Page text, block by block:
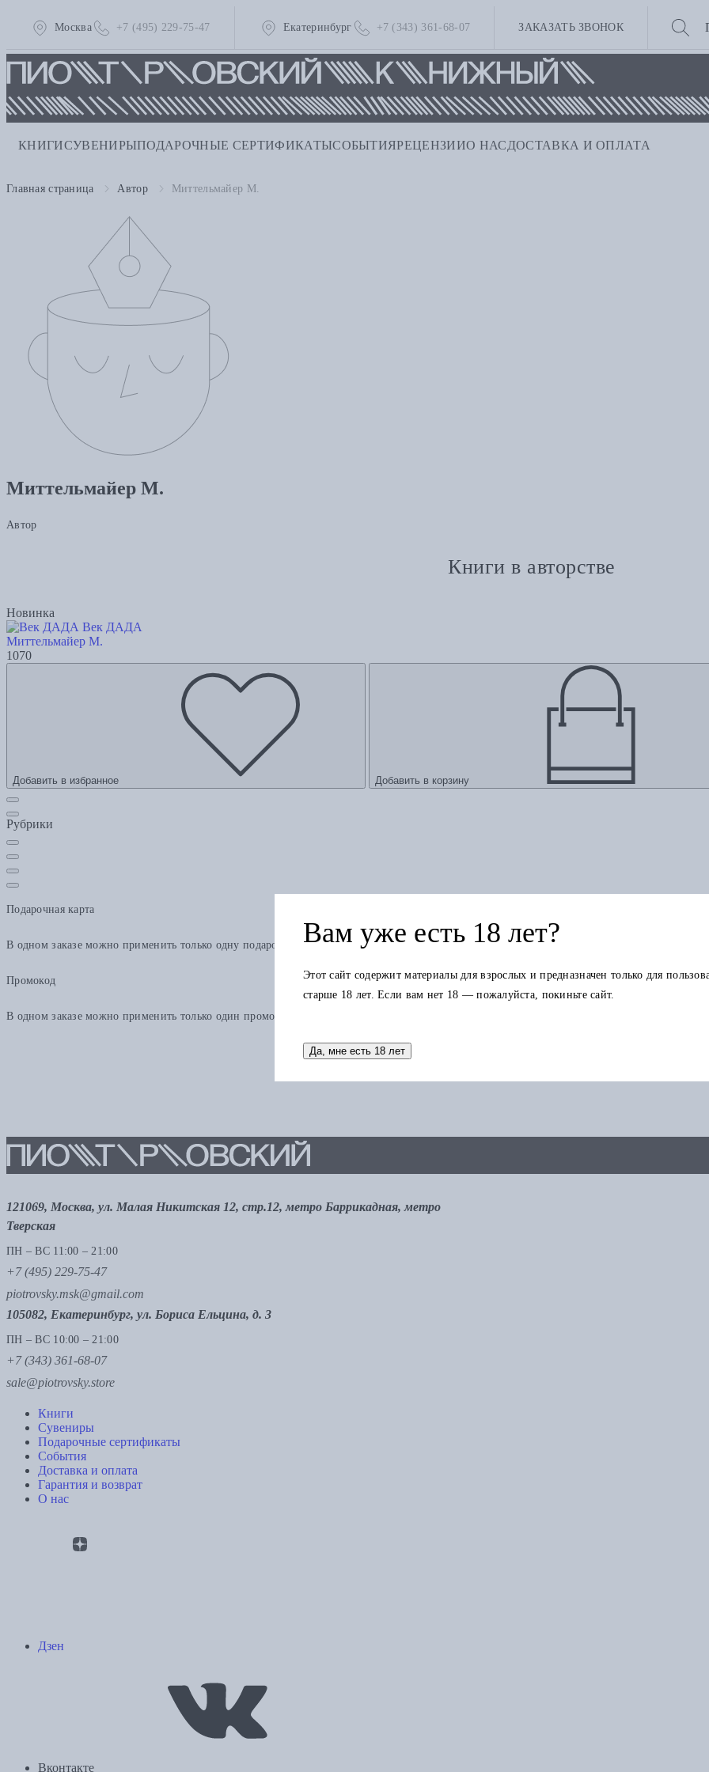
Москва +7 (495) 229-75-47 Екатеринбург +7 (343) 361-68-07 ЗАКАЗАТЬ ЗВОНОК
КНИГИСУВЕНИРЫПОДАРОЧНЫЕ СЕРТИФИКАТЫСОБЫТИЯРЕЦЕНЗИИО НАС ДОСТАВКА И ОПЛАТА
Главная страница Автор Миттельмайер М.
Миттельмайер М.
Автор
Книги в авторстве
Новинка
Век ДАДА
Миттельмайер М.
1070
Добавить в избранное Добавить в корзину
Рубрики
Подарочная карта
В одном заказе можно применить только одну подарочную карту. Остаток по карте можно использовать в других заказах.
Промокод
В одном заказе можно применить только один промокод
121069, Москва, ул. Малая Никитская 12, стр.12, метро Баррикадная, метро
Тверская
ПН – ВС 11:00 – 21:00
+7 (495) 229-75-47
piotrovsky.msk@gmail.com
105082, Екатеринбург, ул. Бориса Ельцина, д. 3
ПН – ВС 10:00 – 21:00
+7 (343) 361-68-07
sale@piotrovsky.store
Книги
Сувениры
Подарочные сертификаты
События
Доставка и оплата
Гарантия и возврат
О нас
Дзен
Вконтакте
Вам уже есть 18 лет?
Этот сайт содержит материалы для взрослых и предназначен только для
старше 18 лет. Если вам нет 18 — пожалуйста, покиньте сайт.
Да, мне есть 18 лет